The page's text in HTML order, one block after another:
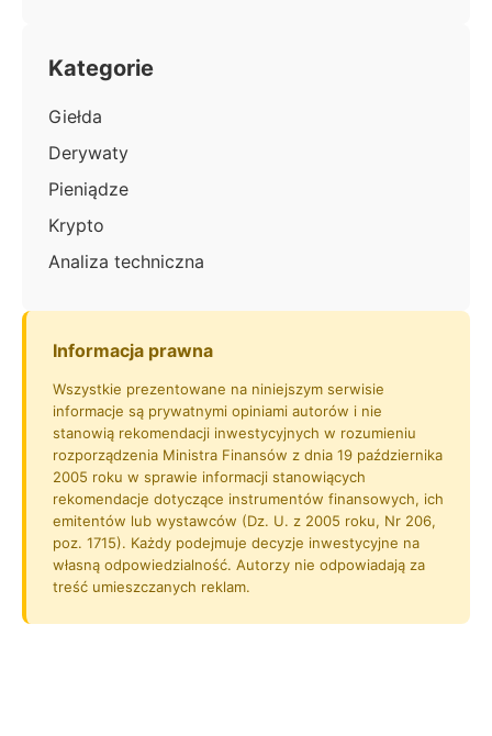
Kategorie
Giełda
Derywaty
Pieniądze
Krypto
Analiza techniczna
Informacja prawna
Wszystkie prezentowane na niniejszym serwisie
informacje są prywatnymi opiniami autorów i nie
stanowią rekomendacji inwestycyjnych w rozumieniu
rozporządzenia Ministra Finansów z dnia 19 października
2005 roku w sprawie informacji stanowiących
rekomendacje dotyczące instrumentów finansowych, ich
emitentów lub wystawców (Dz. U. z 2005 roku, Nr 206,
poz. 1715). Każdy podejmuje decyzje inwestycyjne na
własną odpowiedzialność. Autorzy nie odpowiadają za
treść umieszczanych reklam.